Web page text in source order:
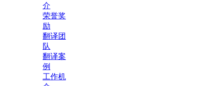
介
荣誉奖
励
翻译团
队
翻译案
例
工作机